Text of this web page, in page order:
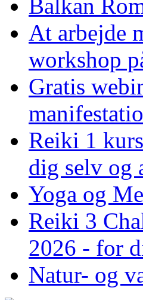
Balkan
At arbejde
workshop
Gratis
Reiki 1
dig selv og
Yoga og
Reiki 3
2026 - for
Natur- og